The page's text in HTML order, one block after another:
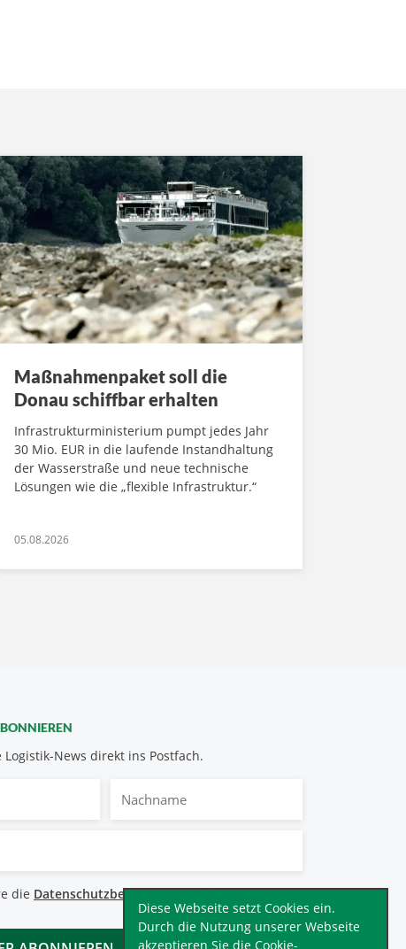
Diese Webseite setzt Cookies ein.
Durch die Nutzung unserer Webseite
akzeptieren Sie die Cookie-
Maßnahmenpaket soll die
Donau schiffbar erhalten
Infrastrukturministerium pumpt jedes Jahr
30 Mio. EUR in die laufende Instandhaltung
der Wasserstraße und neue technische
Lösungen wie die „flexible Infrastruktur.“
05.08.2026
News direkt ins Postfach.
die Datenschutzbestimmungen.*